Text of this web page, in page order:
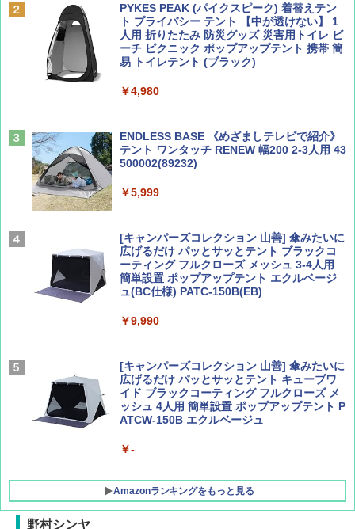
￥713
AIRLINE（エアライン）2026年9月号【特
集】ボーイング110周年を祝して！
￥1,760
￥2,079
球の歩き方A ヨーロッパ
ァキア 2026～2027 地球の歩き方A ヨーロッ
￥2,277
新しい日本地理 地図・統計・移動から読み
解く (講談社現代新書)
￥1,540
PYKES PEAK (パイクスピーク) 着替えテン
ト プライバシー テント 【中が透けない】 1
人用 折りたたみ 防災グッズ 災害用トイレ ビ
ーチ ピクニック ポップアップテント 携帯 簡
易 トイレテント (ブラック)
￥4,980
ENDLESS BASE 《めざましテレビで紹介》
テント ワンタッチ RENEW 幅200 2-3人用 43
500002(89232)
￥5,999
[キャンパーズコレクション 山善] 傘みたいに
広げるだけ パッとサッとテント ブラックコ
ーティング フルクローズ メッシュ 3-4人用
簡単設置 ポップアップテント エクルベージ
ュ(BC仕様) PATC-150B(EB)
￥9,990
[キャンパーズコレクション 山善] 傘みたいに
広げるだけ パッとサッとテント キューブワ
イド ブラックコーティング フルクローズ メ
ッシュ 4人用 簡単設置 ポップアップテント P
ATCW-150B エクルベージュ
￥-
Amazonランキングをもっと見る
野村シンヤ